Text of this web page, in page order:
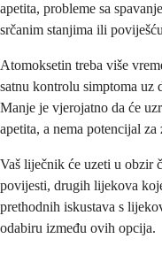
apetita, probleme sa
srčanim stanjima ili
Atomoksetin treba više
satnu kontrolu simptoma uz
Manje je vjerojatno da će
apetita, a nema potencijal
Vaš liječnik će uzeti u obzir
povijesti, drugih lijekova
prethodnih iskustava s
odabiru između ovih opcija.